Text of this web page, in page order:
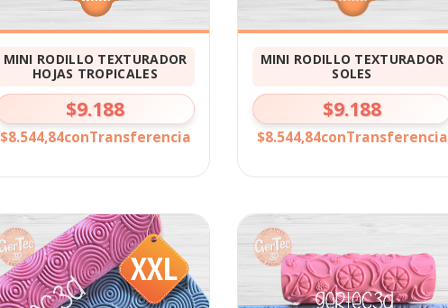
MINI RODILLO TEXTURADOR
HOJAS TROPICALES
$9.188
$8.544,84conTransferencia
MINI RODILLO TEXTURADOR
SOLES
$9.188
$8.544,84conTransferencia